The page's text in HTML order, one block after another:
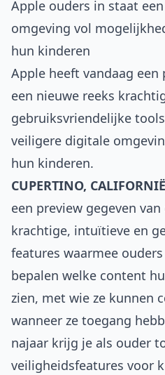
Apple ouders in staat
omgeving vol
hun kinderen
Apple heeft vandaag een
een nieuwe reeks
gebruiksvriendelijke
veiligere digitale
hun kinderen.
CUPERTINO, CALIFORNIË
een preview gegeven
krachtige, intuïtieve en
features waarmee
bepalen welke content
zien, met wie ze kunnen
wanneer ze toegang
najaar krijg je als ouder
veiligheidsfeatures voor